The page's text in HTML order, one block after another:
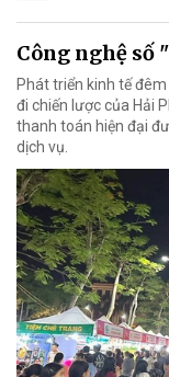
Công nghệ số
Phát triển kinh tế
đi chiến lược của Hải
thanh toán hiện đại
dịch vụ.